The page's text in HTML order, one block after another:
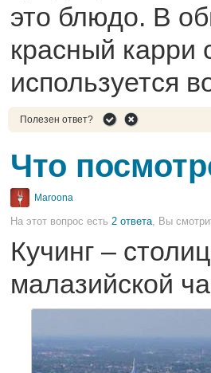
это блюдо. В
красный карри
используется
Полезен ответ?
Что
Maroona
На этот вопрос есть 2 ответа , Вы
Кучинг –
малазийской